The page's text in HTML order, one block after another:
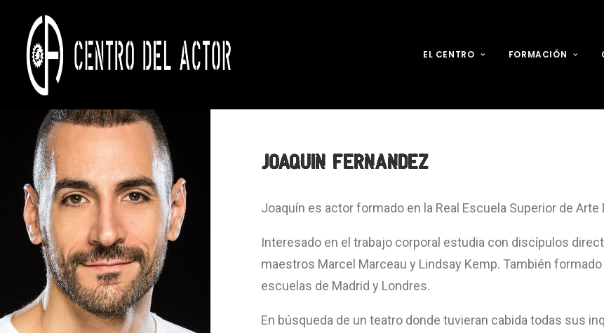
EL CENTRO FORMACIÓN
JOAQUIN FERNANDEZ
Joaquín es actor formado en la Real Escuela Superior de Arte
Interesado en el trabajo corporal estudia con discípulos
maestros Marcel Marceau y Lindsay Kemp. También
escuelas de Madrid y Londres.
En búsqueda de un teatro donde tuvieran cabida todas sus